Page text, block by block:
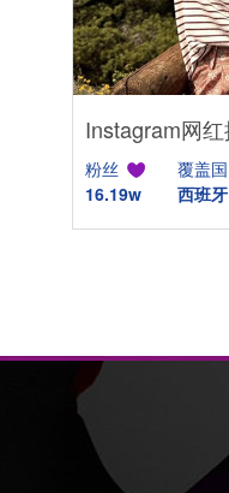
粉丝
16.19w
覆盖国
西班牙